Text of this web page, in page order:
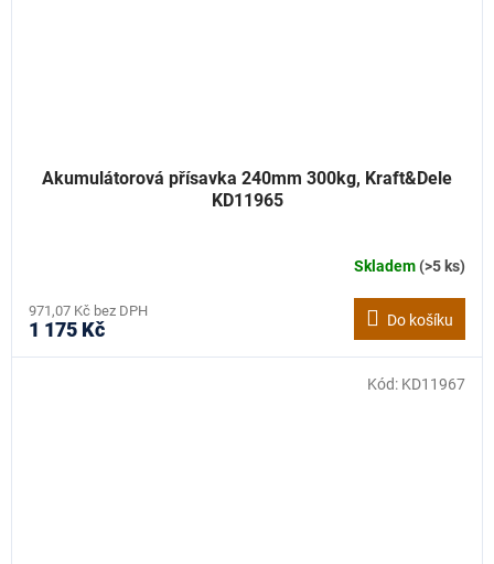
Akumulátorová přísavka 240mm 300kg, Kraft&Dele
KD11965
Skladem(>5 ks)
971,07 Kč bez DPH
1 175 Kč Do košíku
Kód: KD11967